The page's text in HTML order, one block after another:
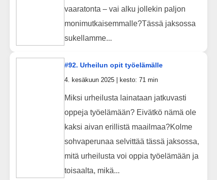
vaaratonta – vai alku jollekin paljon
monimutkaisemmalle?Tässä jaksossa
sukellamme...
#92. Urheilun opit työelämälle
4. kesäkuun 2025 | kesto: 71 min
Miksi urheilusta lainataan jatkuvasti
oppeja työelämään? Eivätkö nämä ole
kaksi aivan erillistä maailmaa?Kolme
sohvaperunaa selvittää tässä jaksossa,
mitä urheilusta voi oppia työelämään ja
toisaalta, mikä...